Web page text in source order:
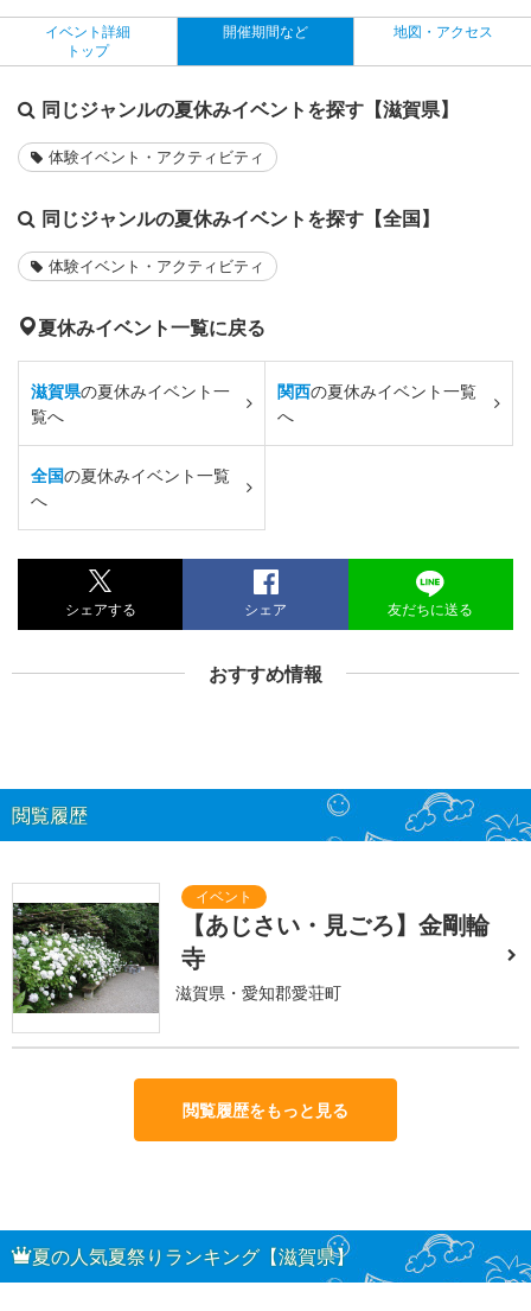
イベント詳細
トップ
開催期間など 地図・アクセス
同じジャンルの夏休みイベントを探す【滋賀県】
体験イベント・アクティビティ
同じジャンルの夏休みイベントを探す【全国】
体験イベント・アクティビティ
夏休みイベント一覧に戻る
滋賀県の夏休みイベント一
覧へ
関西の夏休みイベント一覧
へ
全国の夏休みイベント一覧
へ
シェアする シェア 友だちに送る
おすすめ情報
閲覧履歴
【あじさい・見ごろ】金剛輪
寺
滋賀県・愛知郡愛荘町
閲覧履歴をもっと見る
夏の人気夏祭りランキング【滋賀県】